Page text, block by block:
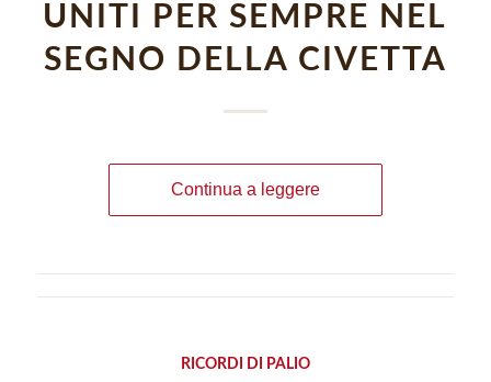
UNITI PER SEMPRE NEL
SEGNO DELLA CIVETTA
Continua a leggere
RICORDI DI PALIO